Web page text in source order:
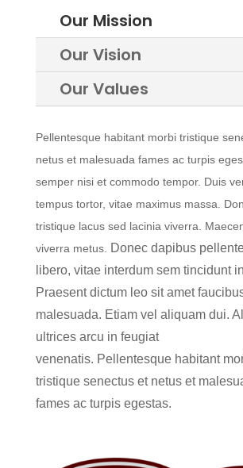
Our Mission
Our Vision
Our Values
Pellentesque habitant morbi tristique
netus et malesuada fames ac turpis
semper nisi et commodo tempor. Duis
tempus tortor, vitae maximus massa.
tristique lacus sed lacinia viverra.
viverra metus.
Donec dapibus
libero, vitae interdum sem tincidunt
Praesent dictum leo sit amet
malesuada. Etiam vel aliquam dui.
ultrices arcu in feugiat
venenatis. Pellentesque habitant
tristique senectus et netus et
fames ac turpis egestas.